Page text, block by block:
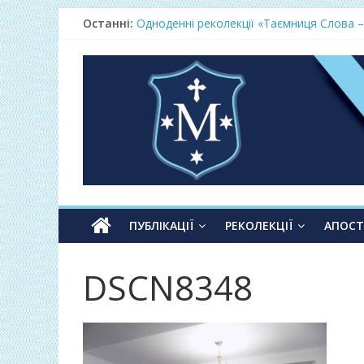
Останні: Одноденні реколекції «Таємниця Слова
Lectio Divina – єв.Матея 2026
Нове життя в Христі – осінь 2026
Фундамент у вересні 2026
ПУБЛІКАЦІЇ РЕКОЛЕКЦІЇ
DSCN8348